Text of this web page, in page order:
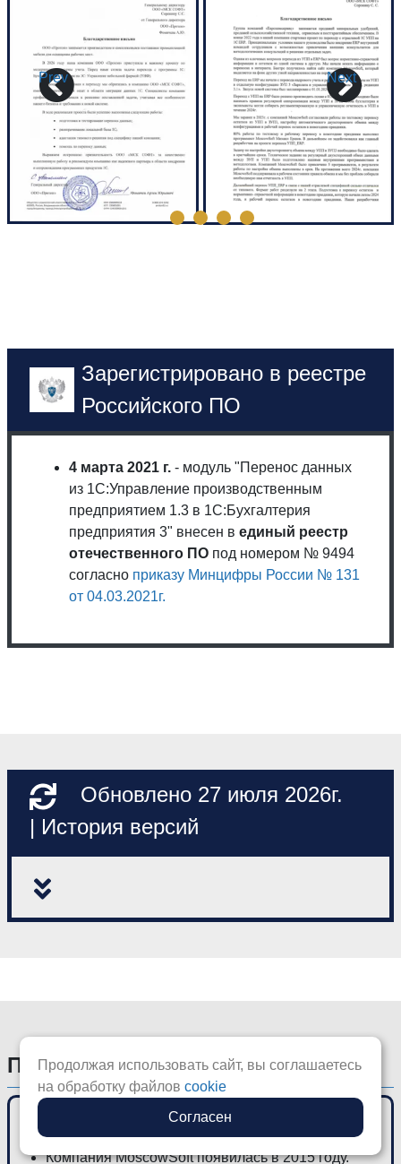
Prev Next
Зарегистрировано в реестре
Российского ПО
4 марта 2021 г. - модуль "Перенос данных
из 1С:Управление производственным
предприятием 1.3 в 1С:Бухгалтерия
предприятия 3" внесен в единый реестр
отечественного ПО под номером № 9494
согласно приказу Минцифры России № 131
от 04.03.2021г.
Обновлено 27 июля 2026г.
| История версий
Почему Moscowsoft?
Опыт работы сотрудников с 2007 года.
Компания MoscowSoft появилась в 2015 году.
Продолжая использовать сайт, вы соглашаетесь
на обработку файловcookie
Согласен